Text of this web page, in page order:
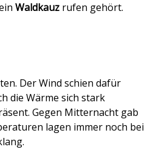
Waldkauz rufen gehört.
Der Wind schien dafür
die Wärme sich stark
Gegen Mitternacht gab
lagen immer noch bei